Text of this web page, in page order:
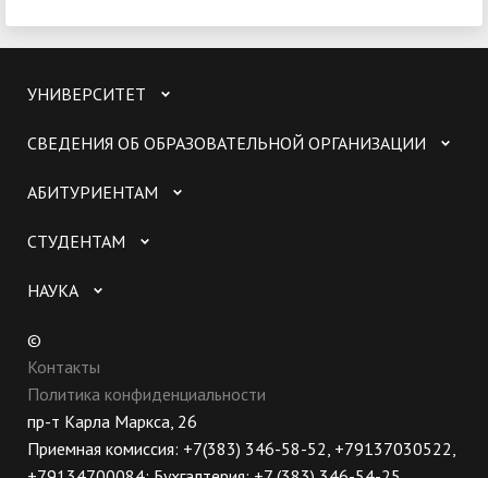
УНИВЕРСИТЕТ
СВЕДЕНИЯ ОБ ОБРАЗОВАТЕЛЬНОЙ ОРГАНИЗАЦИИ
АБИТУРИЕНТАМ
СТУДЕНТАМ
НАУКА
©
Контакты
Политика конфиденциальности
пр-т Карла Маркса, 26
Приемная комиссия: +7(383) 346-58-52, +79137030522,